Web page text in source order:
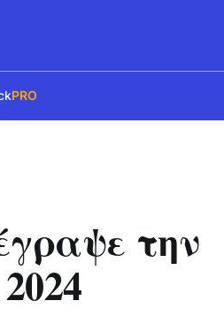
PRO
την